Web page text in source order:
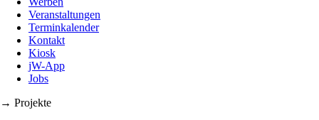
Veranstaltungen
Terminkalender
Kontakt
Kiosk
jW-App
Jobs
→ Projekte